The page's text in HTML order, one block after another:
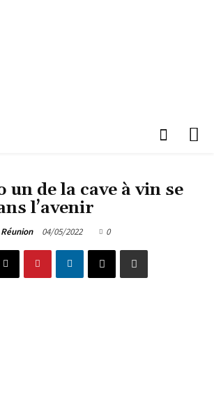
un de la cave à vin se
l’avenir
04/05/2022 0